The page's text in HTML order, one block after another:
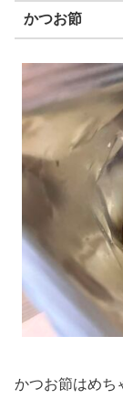
かつお節
かつお節はめち